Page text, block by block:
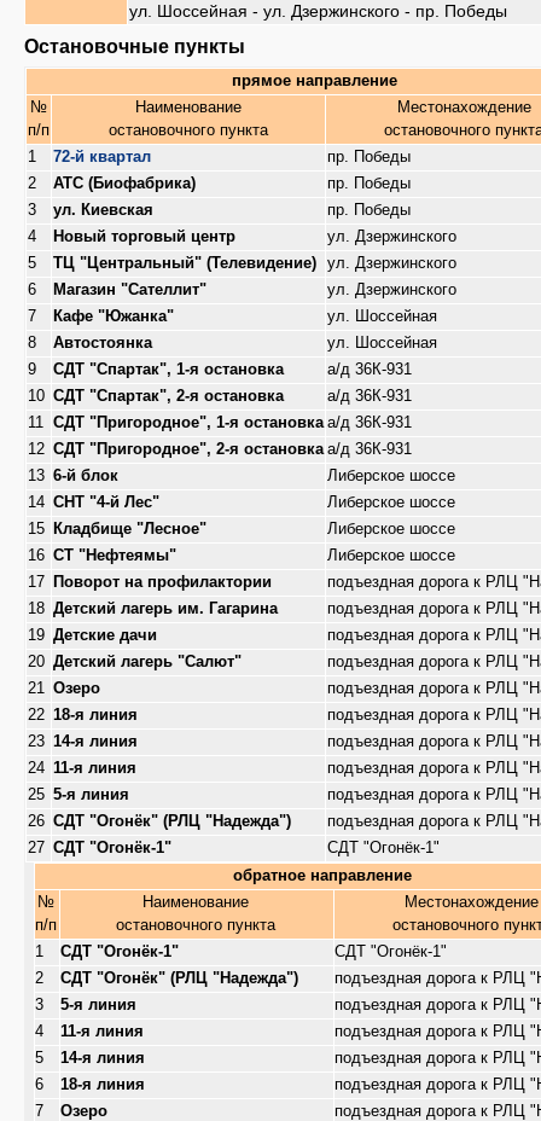
ул. Шоссейная - ул. Дзержинского - пр. Победы
Остановочные пункты
прямое направление
№
п/п
Наименование
остановочного пункта
Местонахождение
остановочного
1
72-й квартал
пр. Победы
2
АТС (Биофабрика)
пр. Победы
3
ул. Киевская
пр. Победы
4
Новый торговый центр
ул. Дзержинского
5
ТЦ "Центральный" (Телевидение)
ул. Дзержинского
6
Магазин "Сателлит"
ул. Дзержинского
7
Кафе "Южанка"
ул. Шоссейная
8
Автостоянка
ул. Шоссейная
9
СДТ "Спартак", 1-я остановка
а/д 36К-931
10 СДТ "Спартак", 2-я остановка
а/д 36К-931
11
СДТ "Пригородное", 1-я остановка а/д 36К-931
12 СДТ "Пригородное", 2-я остановка а/д 36К-931
13 6-й блок
Либерское шоссе
14 СНТ "4-й Лес"
Либерское шоссе
15
Кладбище "Лесное"
Либерское шоссе
16 СТ "Нефтеямы"
Либерское шоссе
17
Поворот на профилактории
подъездная дорога к РЛЦ
18 Детский лагерь им. Гагарина
подъездная дорога к РЛЦ
19 Детские дачи
подъездная дорога к РЛЦ
20 Детский лагерь "Салют"
подъездная дорога к РЛЦ
21
Озеро
подъездная дорога к РЛЦ
22 18-я линия
подъездная дорога к РЛЦ
23 14-я линия
подъездная дорога к РЛЦ
24 11-я линия
подъездная дорога к РЛЦ
25 5-я линия
подъездная дорога к РЛЦ
26 СДТ "Огонёк" (РЛЦ "Надежда")
подъездная дорога к РЛЦ
27 СДТ "Огонёк-1"
СДТ "Огонёк-1"
обратное направление
№
п/п
Наименование
остановочного пункта
Местонахождение
остановочного
1
СДТ "Огонёк-1"
СДТ "Огонёк-1"
2
СДТ "Огонёк" (РЛЦ "Надежда")
подъездная дорога к РЛЦ
3
5-я линия
подъездная дорога к РЛЦ
4
11-я линия
подъездная дорога к РЛЦ
5
14-я линия
подъездная дорога к РЛЦ
6
18-я линия
подъездная дорога к РЛЦ
7
Озеро
подъездная дорога к РЛЦ